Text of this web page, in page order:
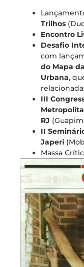
Trilhos
Encontro
Desafio
com
do Mapa
Urbana,
III
RJ
II
Japeri
Massa